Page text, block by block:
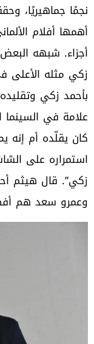
نجمًا جماهيريًا،
أهمها أفلام
أجزاء. شبهه
علامة في السينما
كان يقلّده أم إنه
استمراره على
وعمرو سعد هم